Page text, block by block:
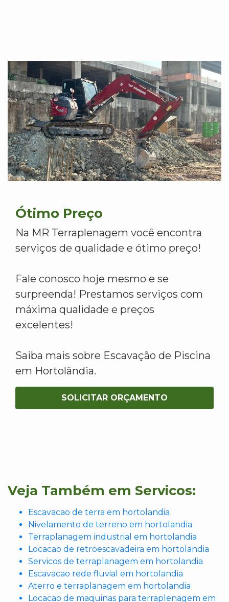
Ótimo Preço
Na MR Terraplenagem você encontra
serviços de qualidade e ótimo preço!
Fale conosco hoje mesmo e se
surpreenda! Prestamos serviços com
máxima qualidade e preços
excelentes!
Saiba mais sobre Escavação de Piscina
em Hortolândia.
SOLICITAR ORÇAMENTO
Veja Também em Servicos:
Escavacao de terra em hortolandia
Nivelamento de terreno em hortolandia
Terraplanagem industrial em hortolandia
Locacao de retroescavadeira em hortolandia
Servicos de terraplanagem em hortolandia
Escavacao rede fluvial em hortolandia
Aterro e terraplanagem em hortolandia
Locacao de maquinas para terraplenagem em